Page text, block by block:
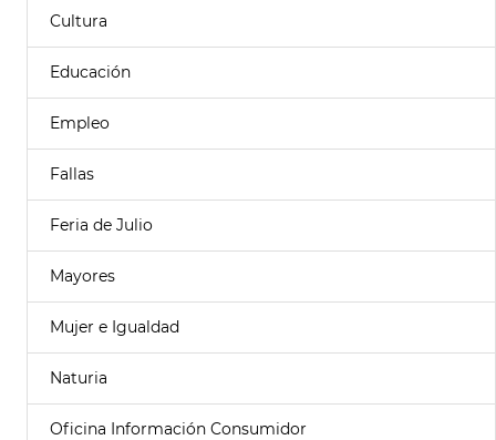
Cultura
Educación
Empleo
Fallas
Feria de Julio
Mayores
Mujer e Igualdad
Naturia
Oficina Información Consumidor